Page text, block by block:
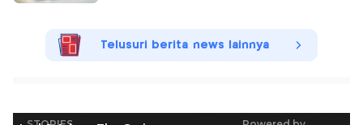
Telusuri berita news lainnya